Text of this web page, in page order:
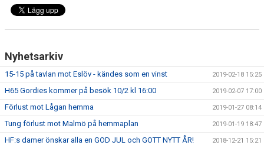
Nyhetsarkiv
15-15 på tavlan mot Eslöv - kändes som en vinst 2019-02-18 15:25
H65 Gordies kommer på besök 10/2 kl 16:00 2019-02-07 17:00
Förlust mot Lågan hemma 2019-01-27 08:14
Tung förlust mot Malmö på hemmaplan 2019-01-19 18:47
HF:s damer önskar alla en GOD JUL och GOTT NYTT ÅR! 2018-12-21 15:21